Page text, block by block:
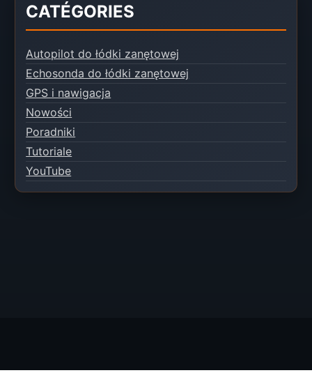
CATÉGORIES
Autopilot do łódki zanętowej
Echosonda do łódki zanętowej
GPS i nawigacja
Nowości
Poradniki
Tutoriale
YouTube